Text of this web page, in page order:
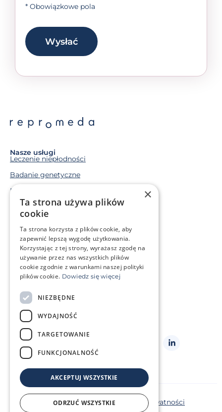
* Obowiązkowe pola
Wysłać
Nasze usługi
Leczenie niepłodności
Badanie genetyczne
Macierzyństwo zastępcze
Mrożenie komórek rozrodczych
Sytuacja życiowa
Mam problem genetyczny
Leczę się onkologicznie
Strefa klienta
Słowniczek pojęć
Często zadawane pytania
Kontakt
Cennik
Obserwuj
nas
Copyright ©2026 RepromedaPolityka prywatności
Polityka plików cookie
×
Ta strona używa plików
cookie
Ta strona korzysta z plików cookie, aby
zapewnić lepszą wygodę użytkowania.
Korzystając z tej strony, wyrażasz zgodę na
używanie przez nas wszystkich plików
cookie zgodnie z warunkami naszej polityki
plików cookie. Dowiedz się więcej
NIEZBĘDNE
WYDAJNOŚĆ
TARGETOWANIE
FUNKCJONALNOŚĆ
AKCEPTUJ WSZYSTKIE
ODRZUĆ WSZYSTKIE